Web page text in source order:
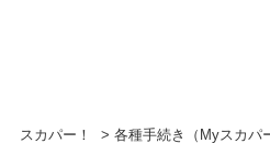
スカパー！ > 各種手続き（Myスカパ